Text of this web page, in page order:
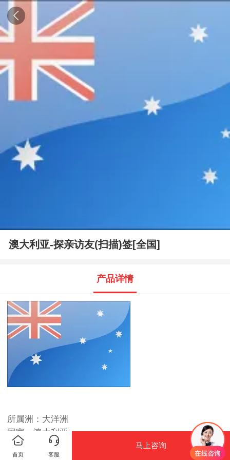
澳大利亚-探亲访友(扫描)签[全国]
产品详情
所属洲：大洋洲
国家：澳大利亚
签证类型：探亲访友(扫描)签
首页 客服
马上咨询